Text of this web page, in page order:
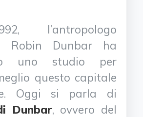
l’antropologo
Robin Dunbar ha
uno studio per
questo capitale
Oggi si parla di
Dunbar, ovvero del